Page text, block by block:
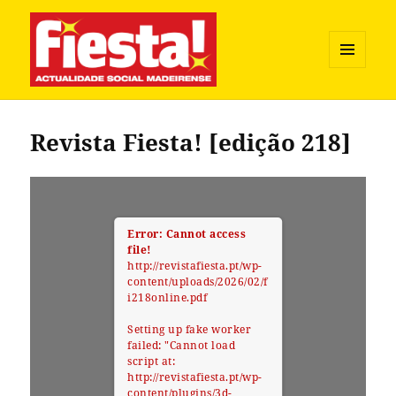
WIDGETS
Revista Fiesta! [edição 218]
Error: Cannot access
file!
http://revistafiesta.pt/wp-
content/uploads/2026/02/f
i218online.pdf
Setting up fake worker
failed: "Cannot load
script at:
http://revistafiesta.pt/wp-